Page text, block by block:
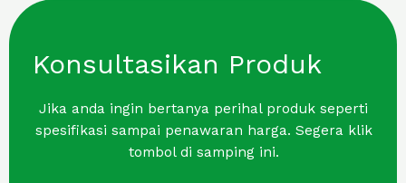
Konsultasikan Produk
Jika anda ingin bertanya perihal produk seperti
spesifikasi sampai penawaran harga. Segera klik
tombol di samping ini.